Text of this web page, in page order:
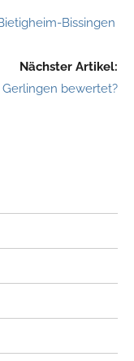
Bissingen
Nächster Artikel:
bewertet?